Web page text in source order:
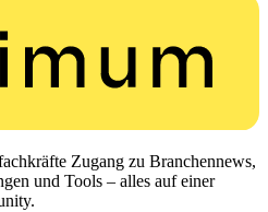
Zugang zu Branchennews,
und Tools – alles auf einer